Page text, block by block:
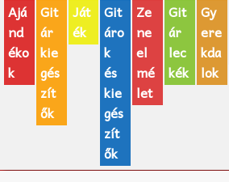
AJÁNDÉK ÖTLETEK
Vicces
GITÁR MÁRKÁK
TOP100 nóta
Ajá
nd
éko
k
Git
ár
kie
gés
zít
ők
Ját
ék
Git
áro
k
és
kie
gés
zít
ők
Ze
ne
el
mé
let
Git
ár
lec
kék
Gy
ere
kda
lok